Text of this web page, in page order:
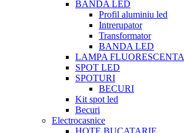
BANDA LED
Profil aluminiu led
Intrerupator
Transformator
BANDA LED
LAMPA FLUORESCENTA
SPOT LED
SPOTURI
BECURI
Kit spot led
Becuri
Electrocasnice
HOTE BUCATARIE